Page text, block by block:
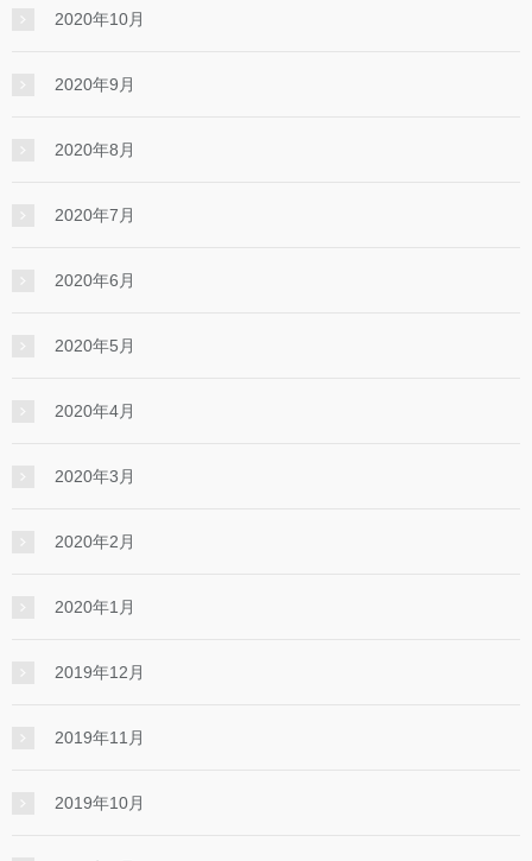
2020年10月
2020年9月
2020年8月
2020年7月
2020年6月
2020年5月
2020年4月
2020年3月
2020年2月
2020年1月
2019年12月
2019年11月
2019年10月